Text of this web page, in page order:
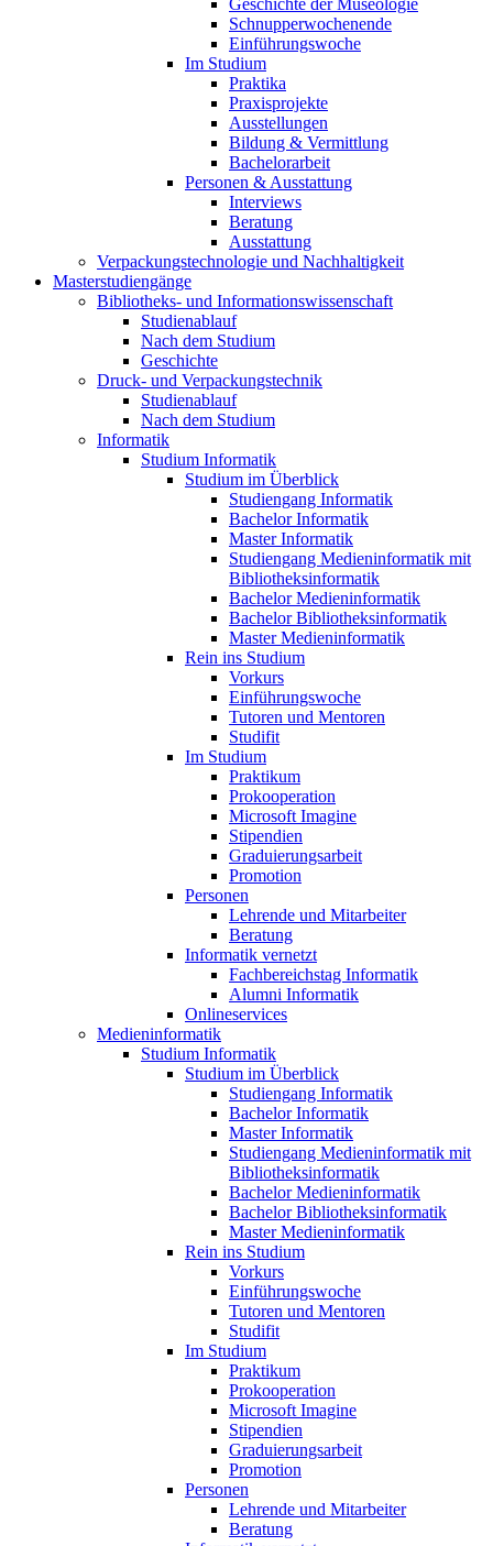
Schnupperwochenende
Einführungswoche
Im Studium
Praktika
Praxisprojekte
Ausstellungen
Bildung & Vermittlung
Bachelorarbeit
Personen & Ausstattung
Interviews
Beratung
Ausstattung
Verpackungstechnologie und Nachhaltigkeit
Masterstudiengänge
Bibliotheks- und Informationswissenschaft
Studienablauf
Nach dem Studium
Geschichte
Druck- und Verpackungstechnik
Studienablauf
Nach dem Studium
Informatik
Studium Informatik
Studium im Überblick
Studiengang Informatik
Bachelor Informatik
Master Informatik
Studiengang Medieninformatik mit
Bibliotheksinformatik
Bachelor Medieninformatik
Bachelor Bibliotheksinformatik
Master Medieninformatik
Rein ins Studium
Vorkurs
Einführungswoche
Tutoren und Mentoren
Studifit
Im Studium
Praktikum
Prokooperation
Microsoft Imagine
Stipendien
Graduierungsarbeit
Promotion
Personen
Lehrende und Mitarbeiter
Beratung
Informatik vernetzt
Fachbereichstag Informatik
Alumni Informatik
Onlineservices
Medieninformatik
Studium Informatik
Studium im Überblick
Studiengang Informatik
Bachelor Informatik
Master Informatik
Studiengang Medieninformatik mit
Bibliotheksinformatik
Bachelor Medieninformatik
Bachelor Bibliotheksinformatik
Master Medieninformatik
Rein ins Studium
Vorkurs
Einführungswoche
Tutoren und Mentoren
Studifit
Im Studium
Praktikum
Prokooperation
Microsoft Imagine
Stipendien
Graduierungsarbeit
Promotion
Personen
Lehrende und Mitarbeiter
Beratung